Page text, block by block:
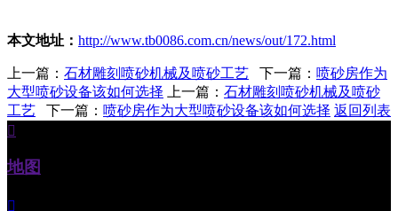
本文地址： http://www.tb0086.com.cn/news/out/172.html
上一篇： 石材雕刻喷砂机械及喷砂工艺 下一篇： 喷砂房作为
大型喷砂设备该如何选择 上一篇： 石材雕刻喷砂机械及喷砂
工艺 下一篇： 喷砂房作为大型喷砂设备该如何选择 返回列表

地图
